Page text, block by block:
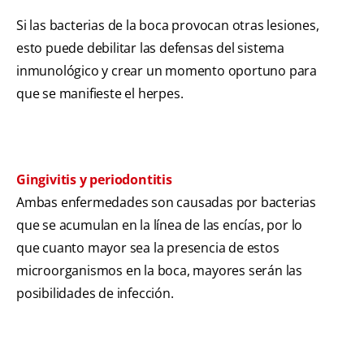
Si las bacterias de la boca provocan otras lesiones,
esto puede debilitar las defensas del sistema
inmunológico y crear un momento oportuno para
que se manifieste el herpes.
Gingivitis y periodontitis
Ambas enfermedades son causadas por bacterias
que se acumulan en la línea de las encías, por lo
que cuanto mayor sea la presencia de estos
microorganismos en la boca, mayores serán las
posibilidades de infección.